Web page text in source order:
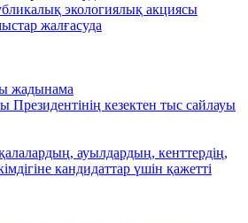
экологиялық акциясы
жалғасуда
жадынама
Президентінің кезектен тыс сайлауы
ауылдардың, кенттердің,
кандидаттар үшін қажетті